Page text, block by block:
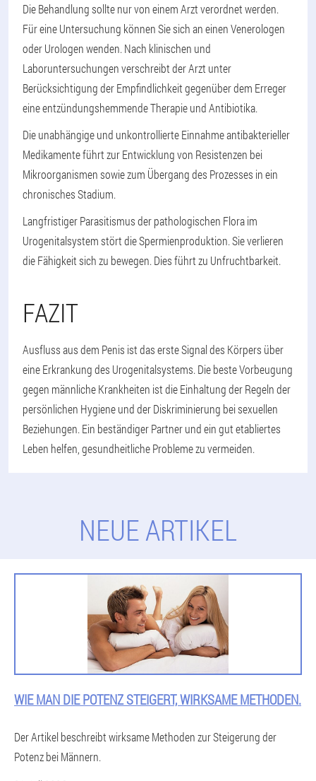
Die Behandlung sollte nur von einem Arzt verordnet werden.
Für eine Untersuchung können Sie sich an einen Venerologen
oder Urologen wenden. Nach klinischen und
Laboruntersuchungen verschreibt der Arzt unter
Berücksichtigung der Empfindlichkeit gegenüber dem Erreger
eine entzündungshemmende Therapie und Antibiotika.
Die unabhängige und unkontrollierte Einnahme antibakterieller
Medikamente führt zur Entwicklung von Resistenzen bei
Mikroorganismen sowie zum Übergang des Prozesses in ein
chronisches Stadium.
Langfristiger Parasitismus der pathologischen Flora im
Urogenitalsystem stört die Spermienproduktion. Sie verlieren
die Fähigkeit sich zu bewegen. Dies führt zu Unfruchtbarkeit.
FAZIT
Ausfluss aus dem Penis ist das erste Signal des Körpers über
eine Erkrankung des Urogenitalsystems. Die beste Vorbeugung
gegen männliche Krankheiten ist die Einhaltung der Regeln der
persönlichen Hygiene und der Diskriminierung bei sexuellen
Beziehungen. Ein beständiger Partner und ein gut etabliertes
Leben helfen, gesundheitliche Probleme zu vermeiden.
NEUE ARTIKEL
WIE MAN DIE POTENZ STEIGERT, WIRKSAME METHODEN.
Der Artikel beschreibt wirksame Methoden zur Steigerung der
Potenz bei Männern.